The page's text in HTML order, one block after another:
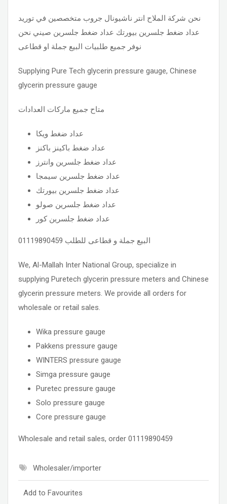
نحن شركة الملاح انتر ناشيونال جروب متخصصين في توريد
عداد ضغط جلسرين بيورتك عداد ضغط جلسرين صيني نحن
نوفر جميع طلبيات البيع جملة او قطاعى
Supplying Pure Tech glycerin pressure gauge, Chinese
glycerin pressure gauge
متاح جميع ماركات العدادات
عداد ضغط ويكا
عداد ضغط باكينز باكنز
عداد ضغط جلسرين وانترز
عداد ضغط جلسرين سيمجا
عداد ضغط جلسرين بيورتك
عداد ضغط جلسرين صولو
عداد ضغط جلسرين كور
البيع جملة و قطاعى للطلب 01119890459
We, Al-Mallah Inter National Group, specialize in
supplying Puretech glycerin pressure meters and Chinese
glycerin pressure meters. We provide all orders for
wholesale or retail sales.
Wika pressure gauge
Pakkens pressure gauge
WINTERS pressure gauge
Simga pressure gauge
Puretec pressure gauge
Solo pressure gauge
Core pressure gauge
Wholesale and retail sales, order 01119890459
Wholesaler/importer
Add to Favourites